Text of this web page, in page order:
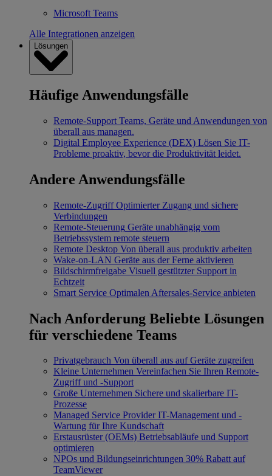
Microsoft Teams
Alle Integrationen anzeigen
Lösungen
Häufige Anwendungsfälle
Remote-Support Teams, Geräte und Anwendungen von
überall aus managen.
Digital Employee Experience (DEX) Lösen Sie IT-
Probleme proaktiv, bevor die Produktivität leidet.
Andere Anwendungsfälle
Remote-Zugriff Optimierter Zugang und sichere
Verbindungen
Remote-Steuerung Geräte unabhängig vom
Betriebssystem remote steuern
Remote Desktop Von überall aus produktiv arbeiten
Wake-on-LAN Geräte aus der Ferne aktivieren
Bildschirmfreigabe Visuell gestützter Support in
Echtzeit
Smart Service Optimalen Aftersales-Service anbieten
Nach Anforderung Beliebte Lösungen
für verschiedene Teams
Privatgebrauch Von überall aus auf Geräte zugreifen
Kleine Unternehmen Vereinfachen Sie Ihren Remote-
Zugriff und -Support
Große Unternehmen Sichere und skalierbare IT-
Prozesse
Managed Service Provider IT-Management und -
Wartung für Ihre Kundschaft
Erstausrüster (OEMs) Betriebsabläufe und Support
optimieren
NPOs und Bildungseinrichtungen 30% Rabatt auf
TeamViewer